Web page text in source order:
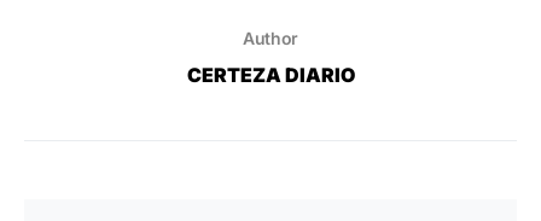
Author
CERTEZA DIARIO